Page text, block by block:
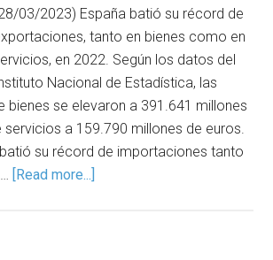
03/2023) España batió su récord de
tanto en bienes como en
en 2022. Según los datos del
Nacional de Estadística, las
bienes se elevaron a 391.641 millones
servicios a 159.790 millones de euros.
su récord de importaciones tanto
[Read more...]